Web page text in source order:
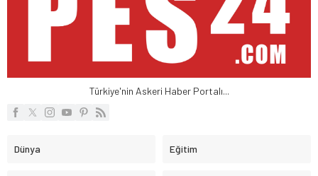
Türkiye'nin Askeri Haber Portalı...
Dünya Eğitim